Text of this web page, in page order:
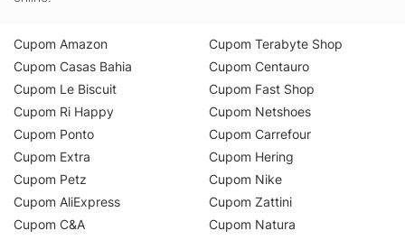
Cupom Amazon
Cupom Casas Bahia
Cupom Le Biscuit
Cupom Ri Happy
Cupom Ponto
Cupom Extra
Cupom Petz
Cupom AliExpress
Cupom C&A
Cupom Terabyte Shop
Cupom Centauro
Cupom Fast Shop
Cupom Netshoes
Cupom Carrefour
Cupom Hering
Cupom Nike
Cupom Zattini
Cupom Natura